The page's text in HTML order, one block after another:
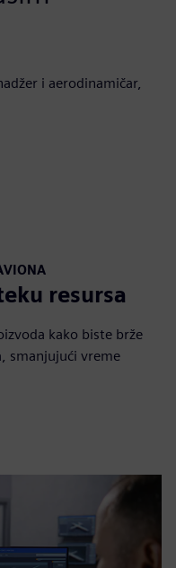
i aerodinamičar,
resursa
kako biste brže
smanjujući vreme